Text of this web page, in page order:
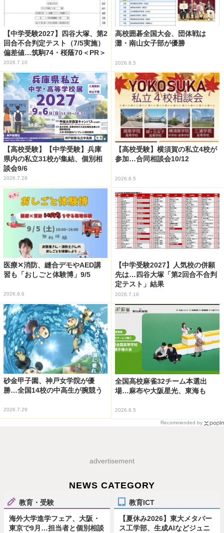
【中学受験2027】四谷大塚、第2
回合不合判定テスト（7/5実施）
偏差値…筑駒74・桜蔭70＜PR＞
2026.7.10
高校囲碁全国大会、団体戦は
灘・南山女子部が優勝
2026.8.5
【高校受験】【中学受験】兵庫
県内の私立31校が集結、個別相
談会9/6
2026.7.28
【高校受験】横須賀の私立4校が
参加…合同相談会10/12
2026.8.5
医療✕消防、縫合デモやAED講
習も「おしごと体験博」9/5
2026.8.6
【中学受験2027】人気校の併願
先は…四谷大塚「第2回合不合判
定テスト」結果
2026.7.16
砂金甲子園、神戸女学院が優
勝…全国14校の中高生が腕競う
2026.7.29
全国高校麻雀32チーム本選出
場…麻布や大阪星光、東海も
2026.8.5
Recommended by
advertisement
NEWS CATEGORY
教育・受験
海外大学進学フェア、大阪・
東京で9月…担当者と個別相談
教育ICT
【夏休み2026】東大メタバー
ス工学部、生成AIなどジュニ